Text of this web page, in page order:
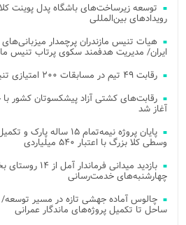
توسعه زیرساخت‌های باشگاه پدل پوینت
رویدادهای بین‌المللی
هیات تنیس مازندران پرچمدار
ایران/ مدیریت هدفمند سکوی پرتاب تنیس
رقابت ۴۹ تیم در مسابقات ۲۰۰ امتیازی تنیس ساحلی کشور در مازندران
آغاز شد
وسطی کلا بزرگ با اعتبار ۵۴۰ میلیاردی
بازدید میدانی
چهارشنبه‌های خدمت‌رسانی
ساحل تا تکمیل پروژه‌های ماندگار عمرانی